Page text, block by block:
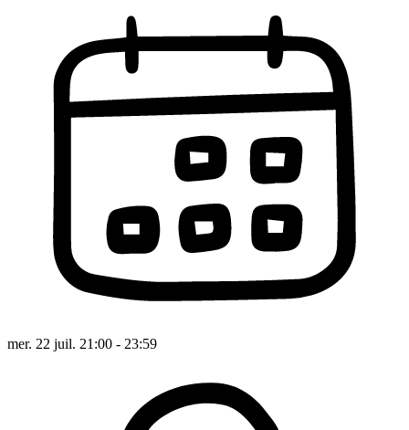
mer. 22 juil. 21:00 - 23:59